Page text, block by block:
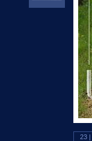
23 |